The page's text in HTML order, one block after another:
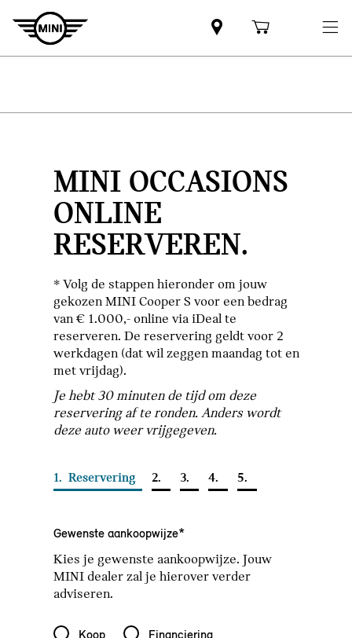
MINI OCCASIONS
ONLINE
RESERVEREN.
* Volg de stappen hieronder om jouw
gekozen MINI Cooper S voor een bedrag
van € 1.000,- online via iDeal te
reserveren. De reservering geldt voor 2
werkdagen (dat wil zeggen maandag tot en
met vrijdag).
Je hebt 30 minuten de tijd om deze
reservering af te ronden. Anders wordt
deze auto weer vrijgegeven.
1. Reservering 2. 3. 4. 5.
Gewenste aankoopwijze*
Kies je gewenste aankoopwijze. Jouw
MINI dealer zal je hierover verder
adviseren.
Gewenste aankoopwijze*
Koop
Financiering